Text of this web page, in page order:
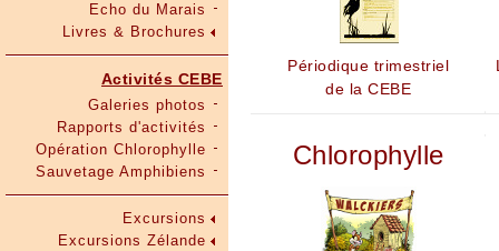
Echo du Marais
Livres & Brochures
Activités CEBE
Galeries photos
Rapports d'activités
Opération Chlorophylle
Sauvetage Amphibiens
Excursions
Excursions Zélande
Périodique trimestriel
de la CEBE
Chlorophylle